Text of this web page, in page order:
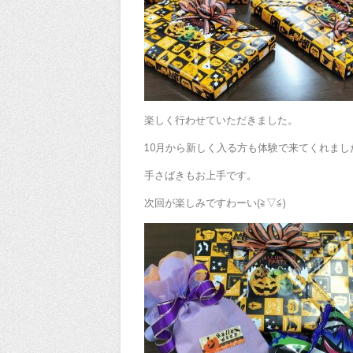
楽しく行わせていただきました。
10月から新しく入る方も体験で来てくれまし
手さばきもお上手です。
次回が楽しみですわーい(≧▽≦)